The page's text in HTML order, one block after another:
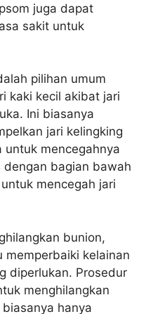
juga dapat
sakit untuk
pilihan umum
kaki kecil akibat jari
Ini biasanya
jari kelingking
untuk mencegahnya
dengan bagian bawah
mencegah jari
bunion,
memperbaiki kelainan
diperlukan. Prosedur
menghilangkan
hanya